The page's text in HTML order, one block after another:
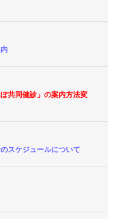
共同健診」の案内方法変
スケジュールについて